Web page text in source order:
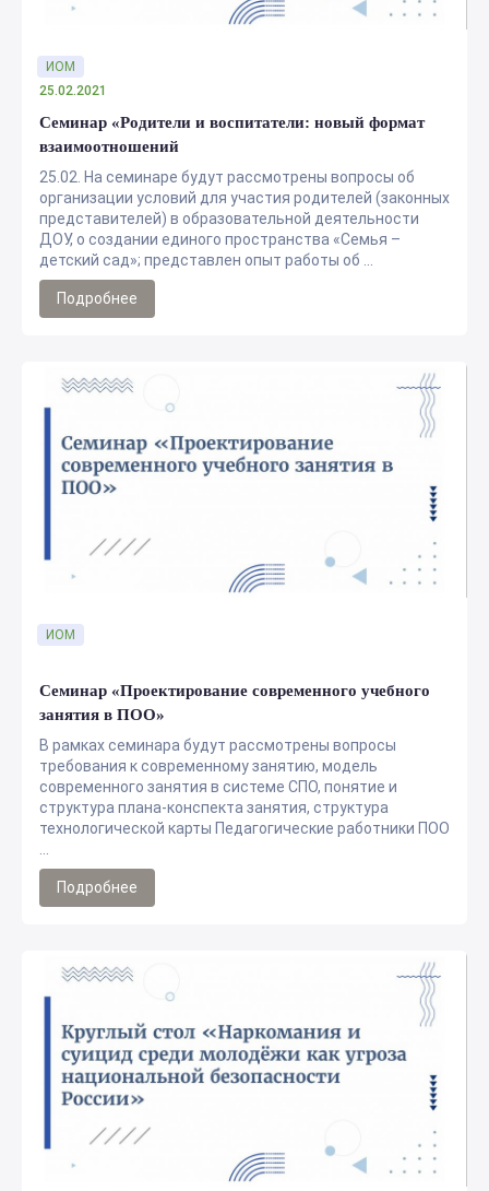
Семинар «Родители и воспитатели: новый формат
взаимоотношений
25.02. На семинаре будут рассмотрены вопросы об
организации условий для участия родителей (законных
представителей) в образовательной деятельности
ДОУ, о создании единого пространства «Семья –
детский сад»; представлен опыт работы об ...
ИОМ
25.02.2021
Подробнее
Семинар «Проектирование современного учебного
занятия в ПОО»
В рамках семинара будут рассмотрены вопросы
требования к современному занятию, модель
современного занятия в системе СПО, понятие и
структура плана-конспекта занятия, структура
технологической карты Педагогические работники ПОО
ИОМ
Подробнее